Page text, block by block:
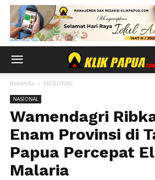
Beranda NASIONAL
NASIONAL
Wamendagri
Enam Provinsi di
Papua Percepat
Malaria